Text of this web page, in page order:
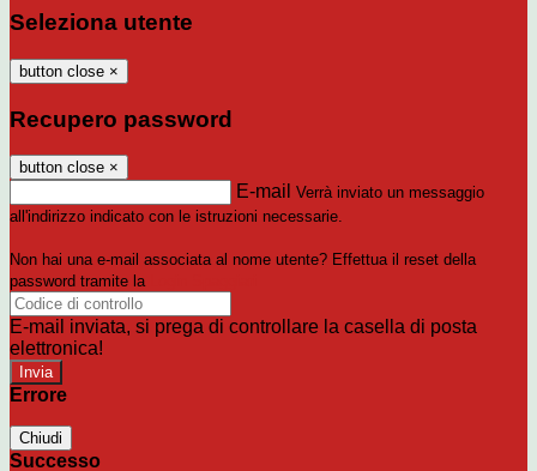
Seleziona utente
button close ×
Recupero password
button close ×
E-mail Verrà inviato un messaggio
all'indirizzo indicato con le istruzioni necessarie.
Non hai una e-mail associata al nome utente? Effettua il reset della
password tramite la
E-mail inviata, si prega di controllare la casella di posta
elettronica!
Errore
Chiudi
Successo